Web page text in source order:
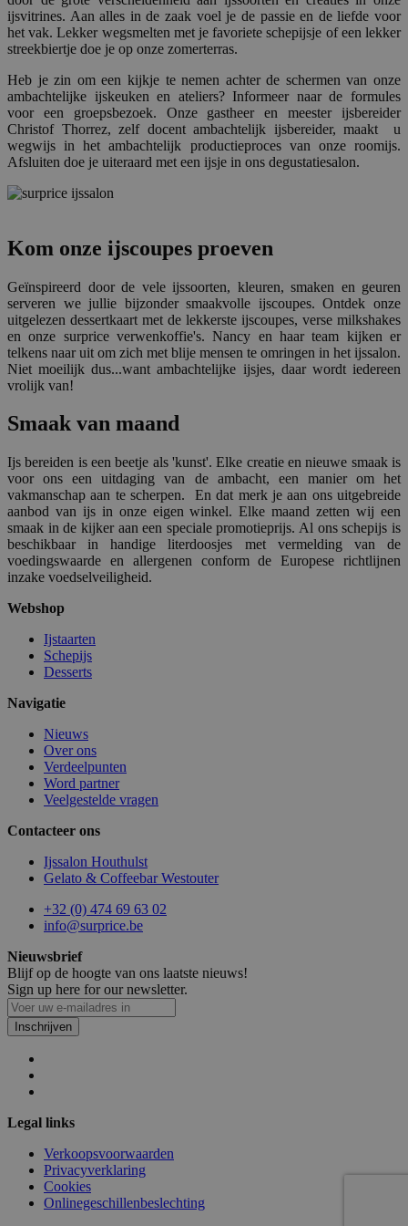
ijsvitrines. Aan alles in de zaak voel je de passie en de liefde voor
het vak. Lekker wegsmelten met je favoriete schepijsje of een lekker
streekbiertje doe je op onze zomerterras.
Heb je zin om een kijkje te nemen achter de schermen van onze
ambachtelijke ijskeuken en ateliers? Informeer naar de formules
voor een groepsbezoek. Onze gastheer en meester ijsbereider
Christof Thorrez, zelf docent ambachtelijk ijsbereider, maakt u
wegwijs in het ambachtelijk productieproces van onze roomijs.
Afsluiten doe je uiteraard met een ijsje in ons degustatiesalon.
Kom onze ijscoupes proeven
Geïnspireerd door de vele ijssoorten, kleuren, smaken en geuren
serveren we jullie bijzonder smaakvolle ijscoupes. Ontdek onze
uitgelezen dessertkaart met de lekkerste ijscoupes, verse milkshakes
en onze surprice verwenkoffie's. Nancy en haar team kijken er
telkens naar uit om zich met blije mensen te omringen in het ijssalon.
Niet moeilijk dus...want ambachtelijke ijsjes, daar wordt iedereen
vrolijk van!
Smaak van maand
Ijs bereiden is een beetje als 'kunst'. Elke creatie en nieuwe smaak is
voor ons een uitdaging van de ambacht, een manier om het
vakmanschap aan te scherpen. En dat merk je aan ons uitgebreide
aanbod van ijs in onze eigen winkel. Elke maand zetten wij een
smaak in de kijker aan een speciale promotieprijs. Al ons schepijs is
beschikbaar in handige literdoosjes met vermelding van de
voedingswaarde en allergenen conform de Europese richtlijnen
inzake voedselveiligheid.
Webshop
Ijstaarten
Schepijs
Desserts
Navigatie
Nieuws
Over ons
Verdeelpunten
Word partner
Veelgestelde vragen
Contacteer ons
Ijssalon Houthulst
Gelato & Coffeebar Westouter
+32 (0) 474 69 63 02
info@surprice.be
Nieuwsbrief
Blijf op de hoogte van ons laatste nieuws!
Sign up here for our newsletter.
Inschrijven
Legal links
Verkoopsvoorwaarden
Privacyverklaring
Cookies
Onlinegeschillenbeslechting
Strikt noodzakelijke cookies maken de
kernfunctionaliteiten van de website mogelijk, zoals
gebruikersaanmelding en accountbeheer. De
website kan niet goed worden gebruikt zonder de
Naam
Aanbieder /
Domein
private_content_version
Adobe Inc.
www.surprice.be
1
mage-cache-sessid
mage-cache-storage-section-
Adobe Inc.
1
recently_compared_product_previous
Adobe Inc.
www.surprice.be
1
mage-messages
Adobe Inc.
www.surprice.be
PHPSESSID
mage-cache-storage